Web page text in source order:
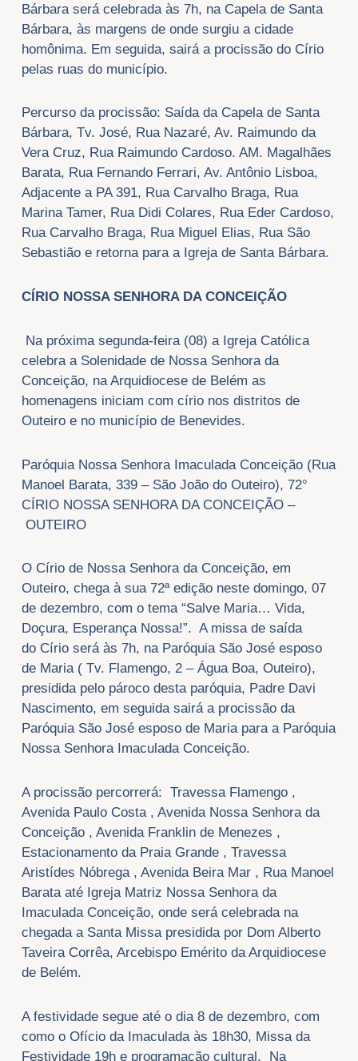
Bárbara será celebrada às 7h, na Capela de Santa
Bárbara, às margens de onde surgiu a cidade
homônima. Em seguida, sairá a procissão do Círio
pelas ruas do município.
Percurso da procissão: Saída da Capela de Santa
Bárbara, Tv. José, Rua Nazaré, Av. Raimundo da
Vera Cruz, Rua Raimundo Cardoso. AM. Magalhães
Barata, Rua Fernando Ferrari, Av. Antônio Lisboa,
Adjacente a PA 391, Rua Carvalho Braga, Rua
Marina Tamer, Rua Didi Colares, Rua Eder Cardoso,
Rua Carvalho Braga, Rua Miguel Elias, Rua São
Sebastião e retorna para a Igreja de Santa Bárbara.
CÍRIO NOSSA SENHORA DA CONCEIÇÃO
Na próxima segunda-feira (08) a Igreja Católica
celebra a Solenidade de Nossa Senhora da
Conceição, na Arquidiocese de Belém as
homenagens iniciam com círio nos distritos de
Outeiro e no município de Benevides.
Paróquia Nossa Senhora Imaculada Conceição (Rua
Manoel Barata, 339 – São João do Outeiro), 72°
CÍRIO NOSSA SENHORA DA CONCEIÇÃO –
OUTEIRO
O Círio de Nossa Senhora da Conceição, em
Outeiro, chega à sua 72ª edição neste domingo, 07
de dezembro, com o tema “Salve Maria… Vida,
Doçura, Esperança Nossa!”. A missa de saída
do Círio será às 7h, na Paróquia São José esposo
de Maria ( Tv. Flamengo, 2 – Água Boa, Outeiro),
presidida pelo pároco desta paróquia, Padre Davi
Nascimento, em seguida sairá a procissão da
Paróquia São José esposo de Maria para a Paróquia
Nossa Senhora Imaculada Conceição.
A procissão percorrerá: Travessa Flamengo ,
Avenida Paulo Costa , Avenida Nossa Senhora da
Conceição , Avenida Franklin de Menezes ,
Estacionamento da Praia Grande , Travessa
Aristídes Nóbrega , Avenida Beira Mar , Rua Manoel
Barata até Igreja Matriz Nossa Senhora da
Imaculada Conceição, onde será celebrada na
chegada a Santa Missa presidida por Dom Alberto
Taveira Corrêa, Arcebispo Emérito da Arquidiocese
de Belém.
A festividade segue até o dia 8 de dezembro, com
como o Ofício da Imaculada às 18h30, Missa da
Festividade 19h e programação cultural. Na